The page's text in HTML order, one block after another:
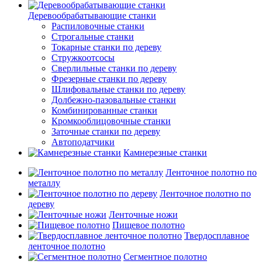
Деревообрабатывающие станки
Распиловочные станки
Строгальные станки
Токарные станки по дереву
Стружкоотсосы
Сверлильные станки по дереву
Фрезерные станки по дереву
Шлифовальные станки по дереву
Долбежно-пазовальные станки
Комбинированные станки
Кромкооблицовочные станки
Заточные станки по дереву
Автоподатчики
Камнерезные станки
Ленточное полотно по
металлу
Ленточное полотно по
дереву
Ленточные ножи
Пищевое полотно
Твердосплавное
ленточное полотно
Сегментное полотно